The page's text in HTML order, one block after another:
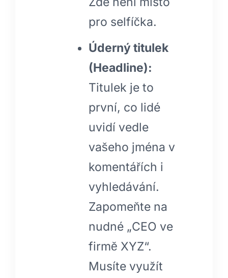
pro selfíčka.
Úderný titulek
(Headline):
Titulek je to
první, co lidé
uvidí vedle
vašeho jména v
komentářích i
vyhledávání.
Zapomeňte na
nudné „CEO ve
firmě XYZ“.
Musíte využít